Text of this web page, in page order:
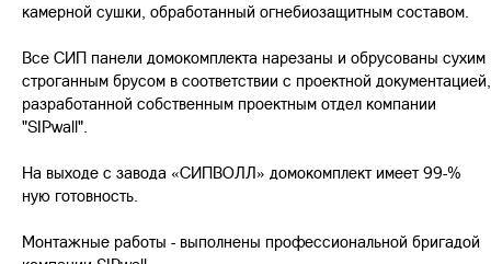
камерной сушки, обработанный огнебиозащитным составом.
Все СИП панели домокомплекта нарезаны и обрусованы сухим
строганным брусом в соответствии с проектной документацией,
разработанной собственным проектным отдел компании
"SIPwall".
На выходе с завода «СИПВОЛЛ» домокомплект имеет 99-%
ную готовность.
Монтажные работы - выполнены профессиональной бригадой